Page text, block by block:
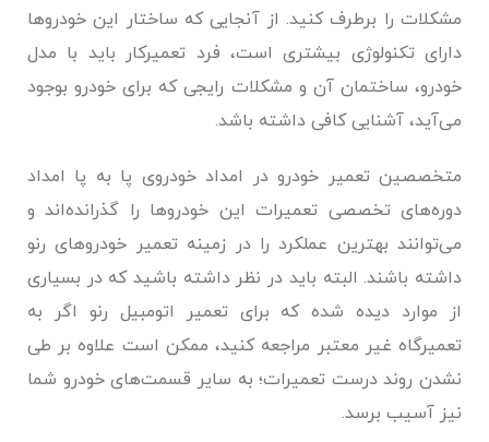
مشکلات را برطرف کنید. از آنجایی که ساختار این خودروها
دارای تکنولوژی بیشتری است، فرد تعمیرکار باید با مدل
خودرو، ساختمان آن و مشکلات رایجی که برای خودرو بوجود
می‌آید، آشنایی کافی داشته باشد.
متخصصین تعمیر خودرو در امداد خودروی پا به پا امداد
دوره‌های تخصصی تعمیرات این خودروها را گذرانده‌اند و
می‌توانند بهترین عملکرد را در زمینه تعمیر خودروهای رنو
داشته باشند. البته باید در نظر داشته باشید که در بسیاری
از موارد دیده شده که برای تعمیر اتومبیل رنو اگر به
تعمیرگاه غیر معتبر مراجعه کنید، ممکن است علاوه بر طی
نشدن روند درست تعمیرات؛ به سایر قسمت‌های خودرو شما
نیز آسیب برسد.